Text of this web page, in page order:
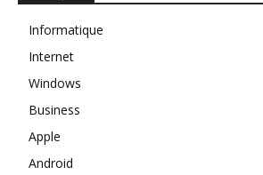
Informatique
Internet
Windows
Business
Apple
Android